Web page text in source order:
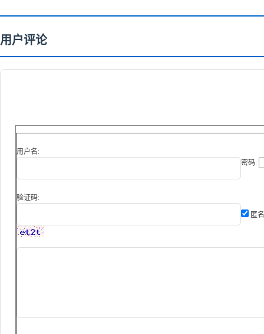
用户评论
用户名:
密码:
验证码:
匿